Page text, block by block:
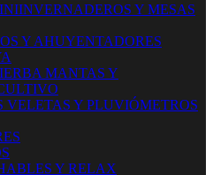
Y MESAS
Y AHUYENTADORES
MANTAS Y
VELETAS Y PLUVIÓMETROS
Y RELAX